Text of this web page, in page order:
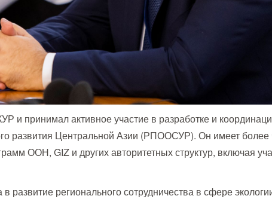
и принимал активное участие в разработке и
развития Центральной Азии (РПООСУР). Он имеет более
ООН, GIZ и других авторитетных структур, включая
развитие регионального сотрудничества в сфере